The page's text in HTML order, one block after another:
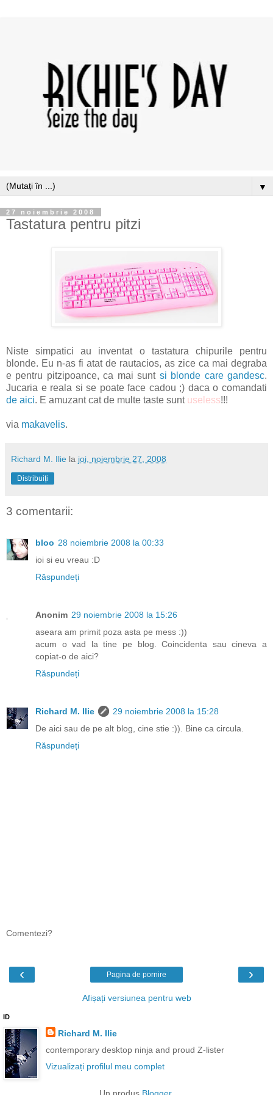
▼
27 noiembrie 2008
Tastatura pentru pitzi
Niste simpatici au inventat o tastatura chipurile pentru
blonde. Eu n-as fi atat de rautacios, as zice ca mai degraba
e pentru pitzipoance, ca mai sunt si blonde care gandesc.
Jucaria e reala si se poate face cadou ;) daca o comandati
de aici. E amuzant cat de multe taste sunt useless!!!
via makavelis.
Richard M. Ilie la joi, noiembrie 27, 2008
Distribuiți
3 comentarii:
bloo 28 noiembrie 2008 la 00:33
ioi si eu vreau :D
Răspundeți
Anonim 29 noiembrie 2008 la 15:26
aseara am primit poza asta pe mess :))
acum o vad la tine pe blog. Coincidenta sau cineva a
copiat-o de aici?
Răspundeți
Richard M. Ilie
29 noiembrie 2008 la 15:28
De aici sau de pe alt blog, cine stie :)). Bine ca circula.
Răspundeți
Comentezi?
‹ ›
Pagina de pornire
Afișați versiunea pentru web
ID
Richard M. Ilie
contemporary desktop ninja and proud Z-lister
Vizualizați profilul meu complet